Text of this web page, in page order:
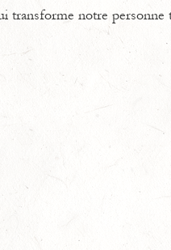
transforme notre personne